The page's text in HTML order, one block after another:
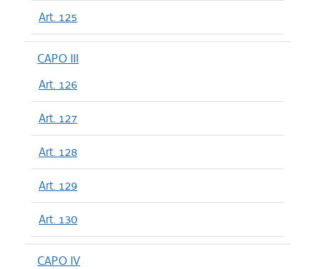
Art. 125
CAPO III
Art. 126
Art. 127
Art. 128
Art. 129
Art. 130
CAPO IV